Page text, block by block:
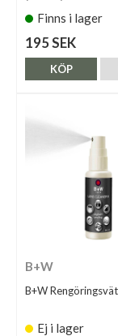
Finns i lager
195 SEK
KÖP
B+W
B+W
Ej i lager